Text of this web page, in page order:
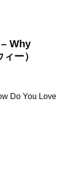
Why
ー）
Do You Love